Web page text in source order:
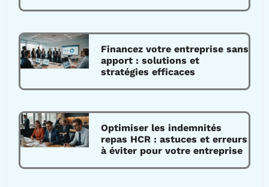
Financez votre entreprise sans
apport : solutions et
stratégies efficaces
Optimiser les indemnités
repas HCR : astuces et erreurs
à éviter pour votre entreprise